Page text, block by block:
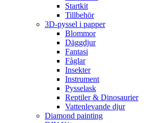
Startkit
Tillbehör
3D-pyssel i papper
Blommor
Däggdjur
Fantasi
Fåglar
Insekter
Instrument
Pysselask
Reptiler & Dinosaurier
Vattenlevande djur
Diamond painting